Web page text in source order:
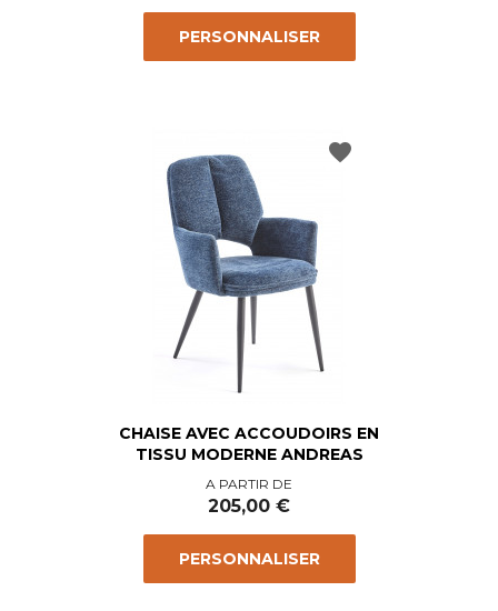
PERSONNALISER
CHAISE AVEC ACCOUDOIRS EN
TISSU MODERNE ANDREAS
Prix
A PARTIR DE
205,00 €
PERSONNALISER
favorite